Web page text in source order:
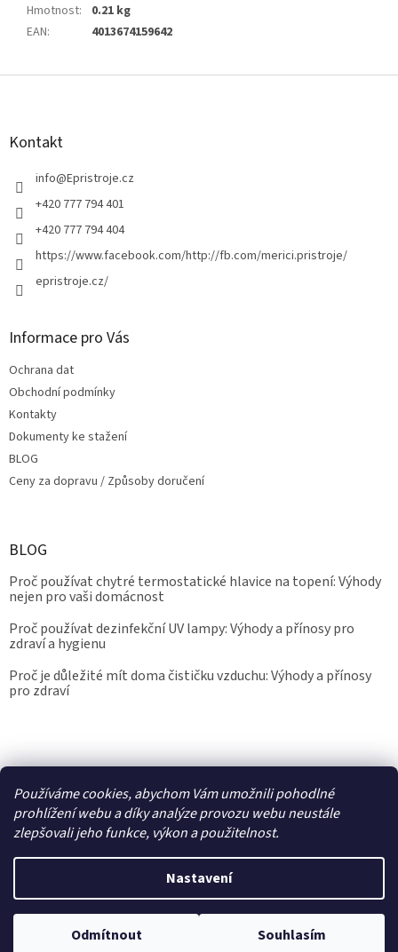
Používáme cookies, abychom Vám umožnili pohodlné
prohlížení webu a díky analýze provozu webu neustále
zlepšovali jeho funkce, výkon a použitelnost.
Nastavení
Odmítnout Souhlasím
Hmotnost:
0.21 kg
EAN: 4013674159642
Z
Kontakt
info@Epristroje.cz
+420 777 794 401
+420 777 794 404
https://www.facebook.com/http://fb.com/merici.pristroje/
epristroje.cz/
Informace pro Vás
Ochrana dat
Obchodní podmínky
Kontakty
Dokumenty ke stažení
BLOG
Ceny za dopravu / Způsoby doručení
BLOG
Proč používat chytré termostatické hlavice na topení: Výhody
nejen pro vaši domácnost
Proč používat dezinfekční UV lampy: Výhody a přínosy pro
zdraví a hygienu
Proč je důležité mít doma čističku vzduchu: Výhody a přínosy
pro zdraví
Vytvořil Shoptet
Copyright 2026Epřístroje.cz. Všechna práva vyhrazena.Upravit